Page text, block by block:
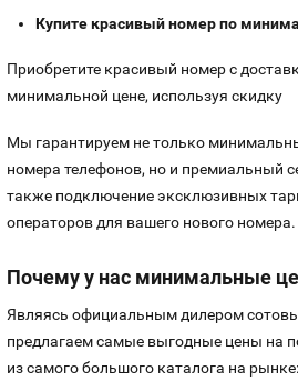
Купите красивый номер по
Приобретите красивый номер с
минимальной цене, используя скидку
Мы гарантируем не только
номера телефонов, но и премиальный
также подключение эксклюзивных
операторов для вашего нового номера.
Почему у нас минимальные
Являясь официальным дилером
предлагаем самые выгодные цены на
из самого большого каталога на рынке: